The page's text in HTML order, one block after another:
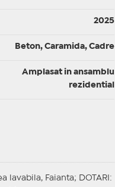
2025
Beton, Caramida, Cadre
Amplasat in ansamblu
rezidential
lavabila, Faianta; DOTARI :